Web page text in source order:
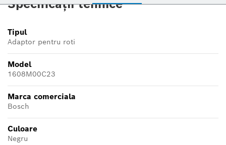
Specificații tehnice
Tipul
Adaptor pentru roti
Model
1608M00C23
Marca comerciala
Bosch
Culoare
Negru